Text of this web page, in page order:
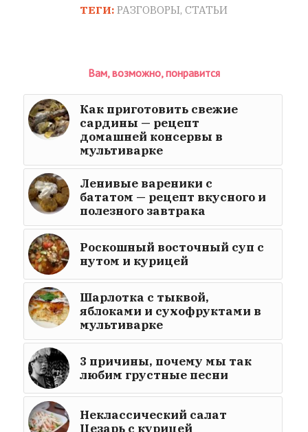
ТЕГИ: РАЗГОВОРЫ,СТАТЬИ
Вам, возможно, понравится
Как приготовить свежие
сардины — рецепт
домашней консервы в
мультиварке
Ленивые вареники с
бататом — рецепт вкусного и
полезного завтрака
Роскошный восточный суп с
нутом и курицей
Шарлотка с тыквой,
яблоками и сухофруктами в
мультиварке
3 причины, почему мы так
любим грустные песни
Неклассический салат
Цезарь с курицей